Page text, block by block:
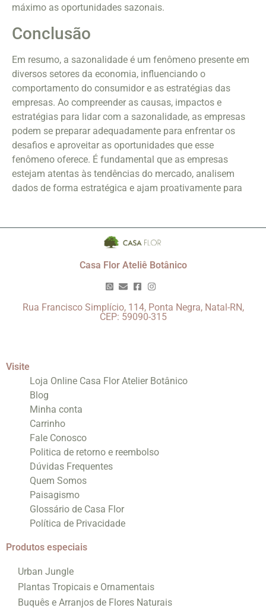
máximo as oportunidades sazonais.
Conclusão
Em resumo, a sazonalidade é um fenômeno presente em
diversos setores da economia, influenciando o
comportamento do consumidor e as estratégias das
empresas. Ao compreender as causas, impactos e
estratégias para lidar com a sazonalidade, as empresas
podem se preparar adequadamente para enfrentar os
desafios e aproveitar as oportunidades que esse
fenômeno oferece. É fundamental que as empresas
estejam atentas às tendências do mercado, analisem
dados de forma estratégica e ajam proativamente para
Casa Flor Ateliê Botânico
Rua Francisco Simplício, 114, Ponta Negra, Natal-RN,
CEP: 59090-315
Visite
Loja Online Casa Flor Atelier Botânico
Blog
Minha conta
Carrinho
Fale Conosco
Politica de retorno e reembolso
Dúvidas Frequentes
Quem Somos
Paisagismo
Glossário de Casa Flor
Política de Privacidade
Produtos especiais
Urban Jungle
Plantas Tropicais e Ornamentais
Buquês e Arranjos de Flores Naturais